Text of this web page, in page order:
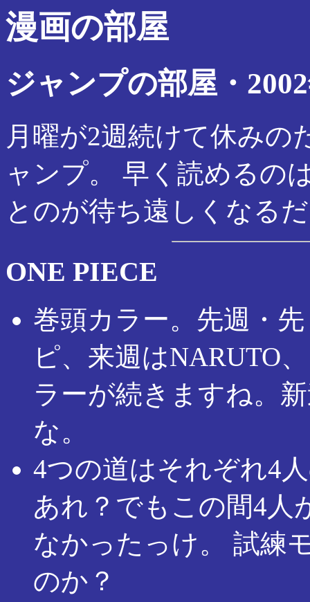
漫画の部屋
ジャンプの部屋・
月曜が2週続けて休みの
ャンプ。 早く読めるの
とのが待ち遠しくなる
ONE PIECE
巻頭カラー。先週・
ピ、来週はNARUTO
ラーが続きますね。
な。
4つの道はそれぞれ4
あれ？でもこの間4人
なかったっけ。 試練
のか？